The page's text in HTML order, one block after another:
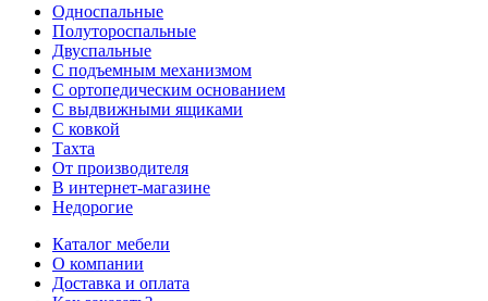
Односпальные
Полутороспальные
Двуспальные
С подъемным механизмом
С ортопедическим основанием
С выдвижными ящиками
С ковкой
Тахта
От производителя
В интернет-магазине
Недорогие
Каталог мебели
О компании
Доставка и оплата